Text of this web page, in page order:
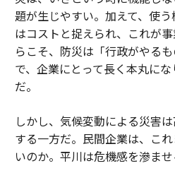
題が生じやすい。加えて、使
はコストと捉えられ、これが
らこそ、防災は「行政がやるも
で、企業にとって長く本丸に
だ。
しかし、気候変動による災害
する一方だ。民間企業は、こ
いのか。平川は危機感を滲ませ